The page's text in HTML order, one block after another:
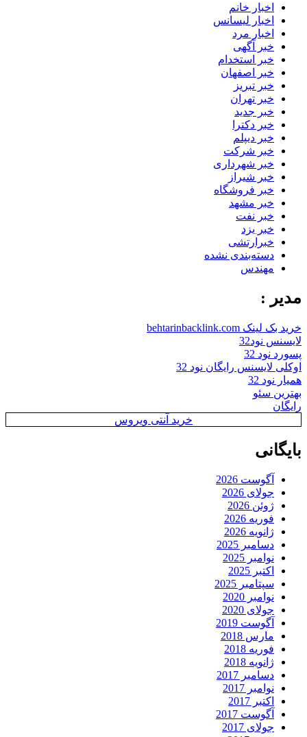
اخبار خانم
اخبار لیسانس
اخبار مرد
خبر آگهی
خبر استخدام
خبر اصفهان
خبر تبریز
خبر تهران
خبر جدید
خبر دکترا
خبر دیپلم
خبر شرکت
خبر شهرداری
خبر شیراز
خبر فروشگاه
خبر مشهد
خبر نفت
خبر یزد
خبرارتشی
دسته‌بندی نشده
مهندس
مدیر :
خرید بک لینک behtarinbacklink.com
لایسنس نود32
پسورد نود 32
اوکلی لایسنس رایگان نود 32
همیار نود 32
بهترین سئو
رایگان
خرید آنتی ویروس
بایگانی
آگوست 2026
جولای 2026
ژوئن 2026
فوریه 2026
ژانویه 2026
دسامبر 2025
نوامبر 2025
اکتبر 2025
سپتامبر 2025
نوامبر 2020
جولای 2020
آگوست 2019
مارس 2018
فوریه 2018
ژانویه 2018
دسامبر 2017
نوامبر 2017
اکتبر 2017
آگوست 2017
جولای 2017